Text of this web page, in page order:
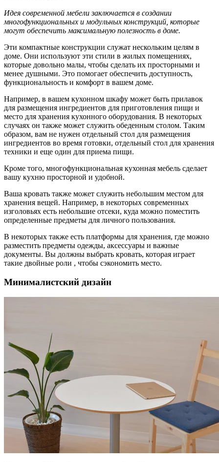
Идея современной мебели заключается в создании
многофункциональных и модульных конструкций, которые
могут обеспечить максимальную полезность в доме.
Эти компактные конструкции служат нескольким целям в
доме. Они используют эти стили в жилых помещениях,
которые довольно малы, чтобы сделать их просторными и
менее душными. Это помогает обеспечить доступность,
функциональность и комфорт в вашем доме.
Например, в вашем кухонном шкафу может быть прилавок
для размещения ингредиентов для приготовления пищи и
место для хранения кухонного оборудования. В некоторых
случаях он также может служить обеденным столом. Таким
образом, вам не нужен отдельный стол для размещения
ингредиентов во время готовки, отдельный стол для хранения
техники и еще один для приема пищи.
Кроме того, многофункциональная кухонная мебель сделает
вашу кухню просторной и удобной.
Ваша кровать также может служить небольшим местом для
хранения вещей. Например, в некоторых современных
изголовьях есть небольшие отсеки, куда можно поместить
определенные предметы для личного пользования.
В некоторых также есть платформы для хранения, где можно
разместить предметы одежды, аксессуары и важные
документы. Вы должны выбрать кровать, которая играет
такие двойные роли , чтобы сэкономить место.
Минималистский дизайн